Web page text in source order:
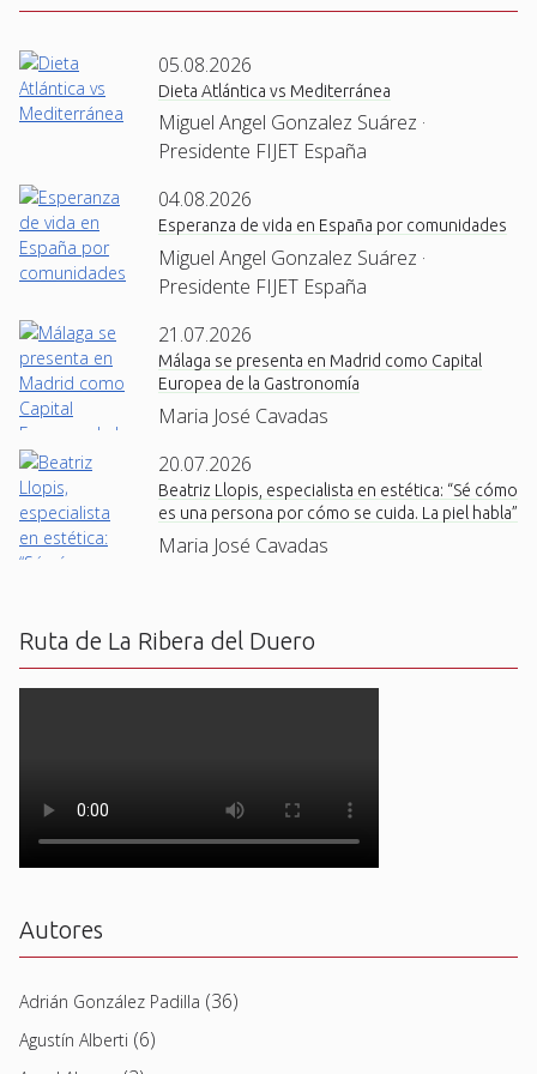
05.08.2026
Dieta Atlántica vs Mediterránea
Miguel Angel Gonzalez Suárez ·
Presidente FIJET España
04.08.2026
Esperanza de vida en España por comunidades
Miguel Angel Gonzalez Suárez ·
Presidente FIJET España
21.07.2026
Málaga se presenta en Madrid como Capital
Europea de la Gastronomía
Maria José Cavadas
20.07.2026
Beatriz Llopis, especialista en estética: “Sé cómo
es una persona por cómo se cuida. La piel habla”
Maria José Cavadas
Ruta de La Ribera del Duero
Autores
Adrián González Padilla (36)
Agustín Alberti (6)